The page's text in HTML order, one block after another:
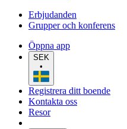
Erbjudanden
Grupper och konferens
Öppna app
SEK
•
Registrera ditt boende
Kontakta oss
Resor